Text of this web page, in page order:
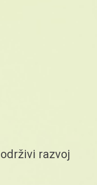
razvoj